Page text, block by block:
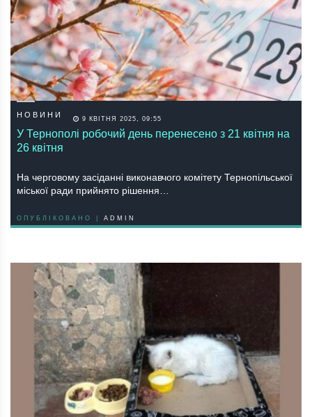
НОВИНИ 9 КВІТНЯ 2025, 09:55
У Тернополі робочий день перенесено з 21 квітня на
26 квітня
На черговому засіданні виконавчого комітету Тернопільської
міської ради прийнято рішення…
ОПУБЛІКОВАНО | ADMIN